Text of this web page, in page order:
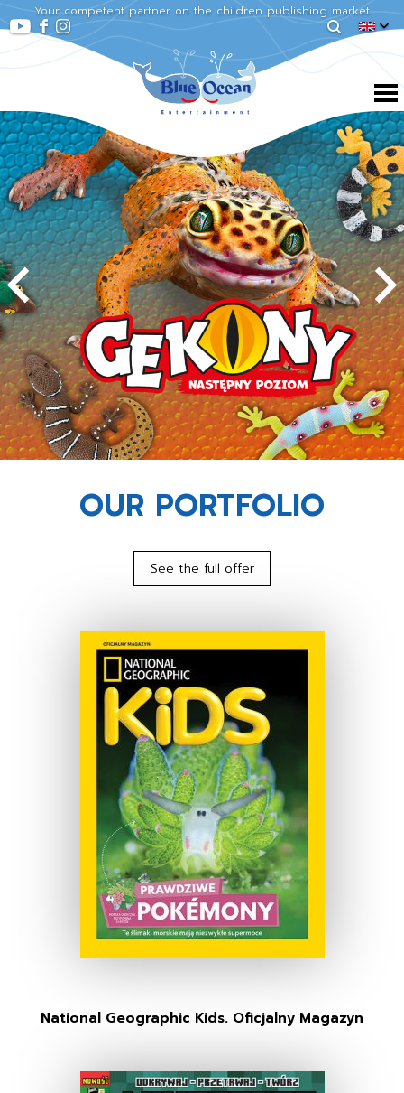
Your competent partner on the children publishing market
OUR PORTFOLIO
See the full offer
National Geographic Kids. Oficjalny Magazyn